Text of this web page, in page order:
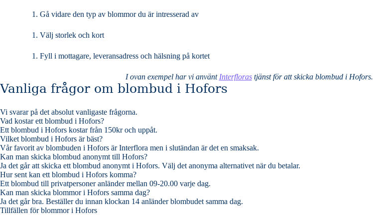
Gå vidare den typ av blommor du är intresserad av
Välj storlek och kort
Fyll i mottagare, leveransadress och hälsning på kortet
I ovan exempel har vi använt Interflorastjänst för att skicka blombud i Hofors.
Vanliga frågor om blombud i Hofors
Vi svarar på det absolut vanligaste frågorna.
Vad kostar ett blombud i Hofors?
Ett blombud i Hofors kostar från 150kr och uppåt.
Vilket blombud i Hofors är bäst?
Vår favorit av blombuden i Hofors är Interflora men i slutändan är det en smaksak.
Kan man skicka blombud anonymt till Hofors?
Ja det går att skicka ett blombud anonymt i Hofors. Välj det anonyma alternativet när du betalar.
Hur sent kan ett blombud i Hofors komma?
Ett blombud till privatpersoner anländer mellan 09-20.00 varje dag.
Kan man skicka blommor i Hofors samma dag?
Ja det går bra. Beställer du innan klockan 14 anländer blombudet samma dag.
Tillfällen för blommor i Hofors